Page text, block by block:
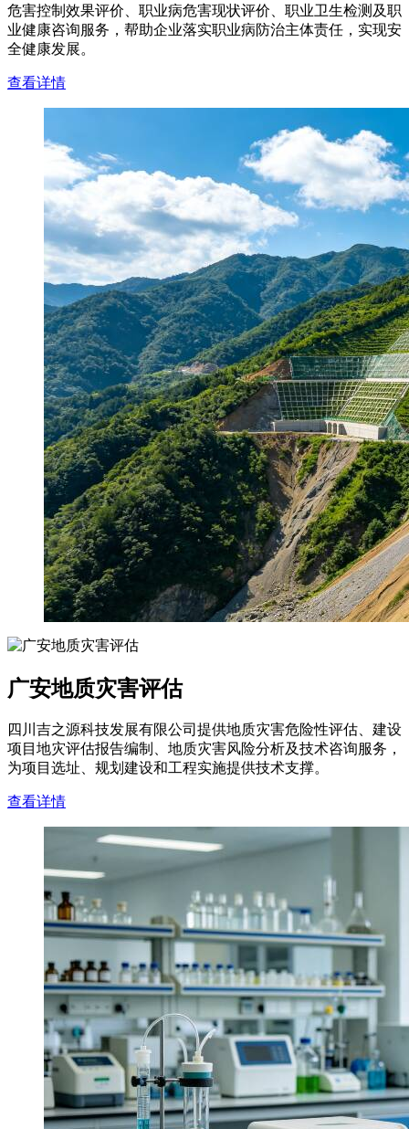
危害控制效果评价、职业病危害现状评价、职业卫生检测及职
业健康咨询服务，帮助企业落实职业病防治主体责任，实现安
全健康发展。
查看详情
广安地质灾害评估
四川吉之源科技发展有限公司提供地质灾害危险性评估、建设
项目地灾评估报告编制、地质灾害风险分析及技术咨询服务，
为项目选址、规划建设和工程实施提供技术支撑。
查看详情